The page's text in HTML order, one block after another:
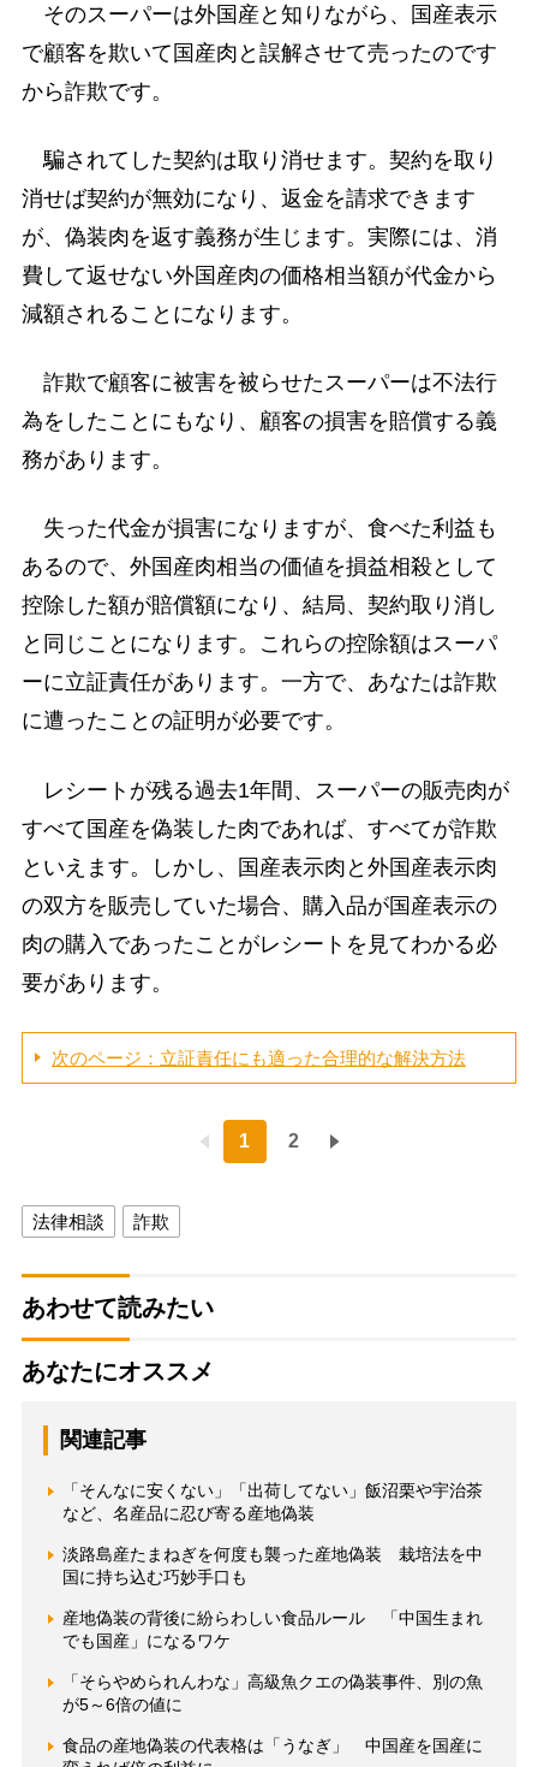
そのスーパーは外国産と知りながら、国産表示
で顧客を欺いて国産肉と誤解させて売ったのです
から詐欺です。
騙されてした契約は取り消せます。契約を取り
消せば契約が無効になり、返金を請求できます
が、偽装肉を返す義務が生じます。実際には、消
費して返せない外国産肉の価格相当額が代金から
減額されることになります。
詐欺で顧客に被害を被らせたスーパーは不法行
為をしたことにもなり、顧客の損害を賠償する義
務があります。
失った代金が損害になりますが、食べた利益も
あるので、外国産肉相当の価値を損益相殺として
控除した額が賠償額になり、結局、契約取り消し
と同じことになります。これらの控除額はスーパ
ーに立証責任があります。一方で、あなたは詐欺
に遭ったことの証明が必要です。
レシートが残る過去1年間、スーパーの販売肉が
すべて国産を偽装した肉であれば、すべてが詐欺
といえます。しかし、国産表示肉と外国産表示肉
の双方を販売していた場合、購入品が国産表示の
肉の購入であったことがレシートを見てわかる必
要があります。
次のページ：立証責任にも適った合理的な解決方法
1 2
法律相談 詐欺
あわせて読みたい
あなたにオススメ
関連記事
「そんなに安くない」「出荷してない」飯沼栗や宇治茶
など、名産品に忍び寄る産地偽装
淡路島産たまねぎを何度も襲った産地偽装 栽培法を中
国に持ち込む巧妙手口も
産地偽装の背後に紛らわしい食品ルール 「中国生まれ
でも国産」になるワケ
「そらやめられんわな」高級魚クエの偽装事件、別の魚
が5～6倍の値に
食品の産地偽装の代表格は「うなぎ」 中国産を国産に